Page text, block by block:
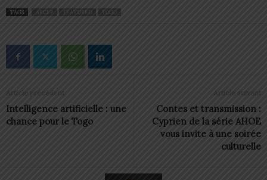
TAGS ARCEP FEATURED TOGO
Article précédent
Intelligence artificielle : une
chance pour le Togo
Article suivant
Contes et transmission :
Cyprien de la série AHOE
vous invite à une soirée
culturelle